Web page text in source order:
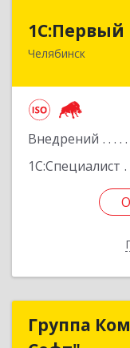
1С:Первый
Челябинск
Внедрений
1С:Специалист
Группа